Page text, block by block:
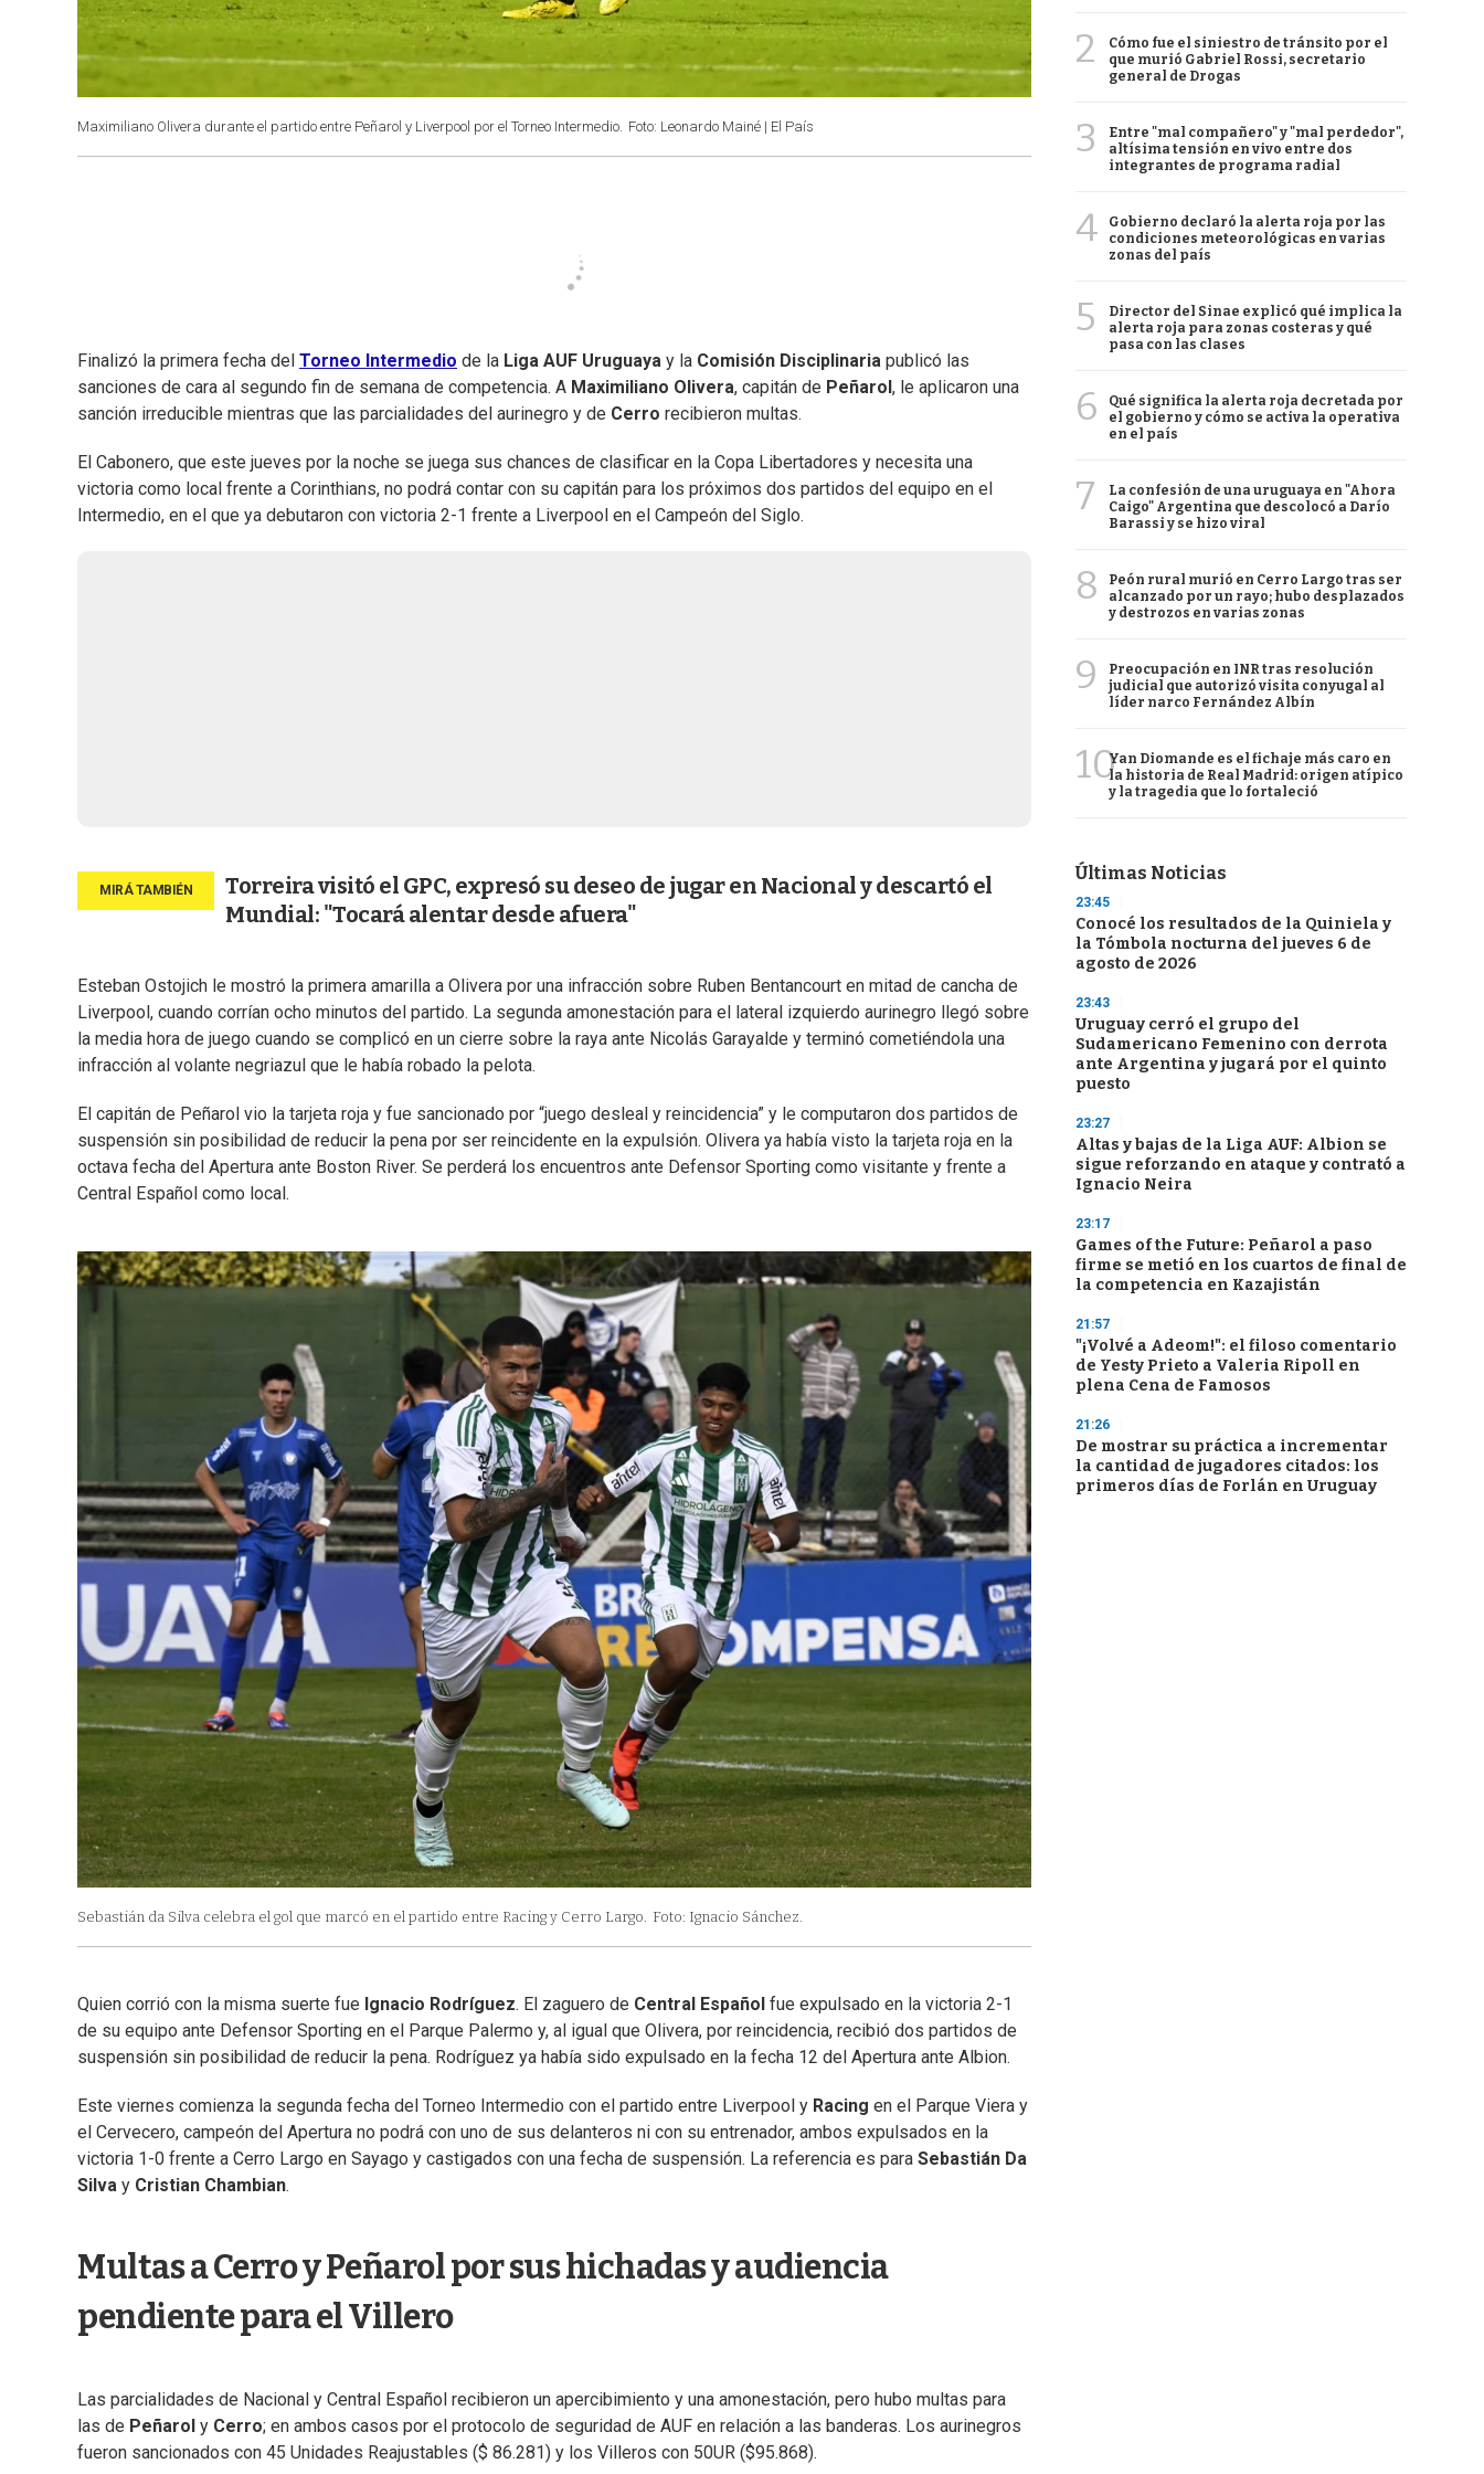
Maximiliano Olivera durante el partido entre Peñarol y Liverpool por el Torneo Intermedio. Foto: Leonardo Mainé | El País
Finalizó la primera fecha del Torneo Intermedio de la Liga AUF Uruguaya y la Comisión Disciplinaria publicó las
sanciones de cara al segundo fin de semana de competencia. A Maximiliano Olivera, capitán de Peñarol , le aplicaron una
sanción irreducible mientras que las parcialidades del aurinegro y de Cerro recibieron multas.
El Cabonero, que este jueves por la noche se juega sus chances de clasificar en la Copa Libertadores y necesita una
victoria como local frente a Corinthians, no podrá contar con su capitán para los próximos dos partidos del equipo en el
Intermedio, en el que ya debutaron con victoria 2-1 frente a Liverpool en el Campeón del Siglo.
Torreira visitó el GPC, expresó su deseo de jugar en Nacional y descartó el
Mundial: "Tocará alentar desde afuera"
Esteban Ostojich le mostró la primera amarilla a Olivera por una infracción sobre Ruben Bentancourt en mitad de cancha de
Liverpool, cuando corrían ocho minutos del partido. La segunda amonestación para el lateral izquierdo aurinegro llegó sobre
la media hora de juego cuando se complicó en un cierre sobre la raya ante Nicolás Garayalde y terminó cometiéndola una
infracción al volante negriazul que le había robado la pelota.
El capitán de Peñarol vio la tarjeta roja y fue sancionado por “juego desleal y reincidencia” y le computaron dos partidos de
suspensión sin posibilidad de reducir la pena por ser reincidente en la expulsión. Olivera ya había visto la tarjeta roja en la
octava fecha del Apertura ante Boston River. Se perderá los encuentros ante Defensor Sporting como visitante y frente a
Central Español como local.
Sebastián da Silva celebra el gol que marcó en el partido entre Racing y Cerro Largo. Foto: Ignacio Sánchez.
Quien corrió con la misma suerte fue Ignacio Rodríguez. El zaguero de Central Español fue expulsado en la victoria 2-1
de su equipo ante Defensor Sporting en el Parque Palermo y, al igual que Olivera, por reincidencia, recibió dos partidos de
suspensión sin posibilidad de reducir la pena. Rodríguez ya había sido expulsado en la fecha 12 del Apertura ante Albion.
Este viernes comienza la segunda fecha del Torneo Intermedio con el partido entre Liverpool y Racing en el Parque Viera y
el Cervecero, campeón del Apertura no podrá con uno de sus delanteros ni con su entrenador, ambos expulsados en la
victoria 1-0 frente a Cerro Largo en Sayago y castigados con una fecha de suspensión. La referencia es para Sebastián Da
Silva y Cristian Chambian.
Multas a Cerro y Peñarol por sus hichadas y audiencia
pendiente para el Villero
Las parcialidades de Nacional y Central Español recibieron un apercibimiento y una amonestación, pero hubo multas para
las de Peñarol y Cerro; en ambos casos por el protocolo de seguridad de AUF en relación a las banderas. Los aurinegros
fueron sancionados con 45 Unidades Reajustables ($ 86.281) y los Villeros con 50UR ($95.868).
2
Cómo fue el siniestro de tránsito por el
que murió Gabriel Rossi, secretario
general de Drogas
3
Entre "mal compañero" y "mal perdedor",
altísima tensión en vivo entre dos
integrantes de programa radial
4
Gobierno declaró la alerta roja por las
condiciones meteorológicas en varias
zonas del país
5
Director del Sinae explicó qué implica la
alerta roja para zonas costeras y qué
pasa con las clases
6
Qué significa la alerta roja decretada por
el gobierno y cómo se activa la operativa
en el país
7
La confesión de una uruguaya en "Ahora
Caigo" Argentina que descolocó a Darío
Barassi y se hizo viral
8
Peón rural murió en Cerro Largo tras ser
alcanzado por un rayo; hubo desplazados
y destrozos en varias zonas
9
Preocupación en INR tras resolución
judicial que autorizó visita conyugal al
líder narco Fernández Albín
10Yan Diomande es el fichaje más caro en
la historia de Real Madrid: origen atípico
y la tragedia que lo fortaleció
Últimas Noticias
23:45
Conocé los resultados de la Quiniela y
la Tómbola nocturna del jueves 6 de
agosto de 2026
23:43
Uruguay cerró el grupo del
Sudamericano Femenino con derrota
ante Argentina y jugará por el quinto
puesto
23:27
Altas y bajas de la Liga AUF: Albion se
sigue reforzando en ataque y contrató a
Ignacio Neira
23:17
Games of the Future: Peñarol a paso
firme se metió en los cuartos de final de
la competencia en Kazajistán
21:57
"¡Volvé a Adeom!": el filoso comentario
de Yesty Prieto a Valeria Ripoll en
plena Cena de Famosos
21:26
De mostrar su práctica a incrementar
la cantidad de jugadores citados: los
primeros días de Forlán en Uruguay